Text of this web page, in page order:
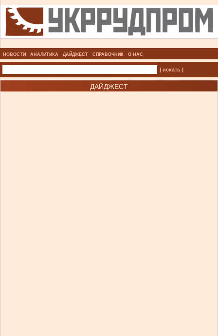
НОВОСТИ АНАЛИТИКА ДАЙДЖЕСТ СПРАВОЧНИК О НАС
| искать |
ДАЙДЖЕСТ